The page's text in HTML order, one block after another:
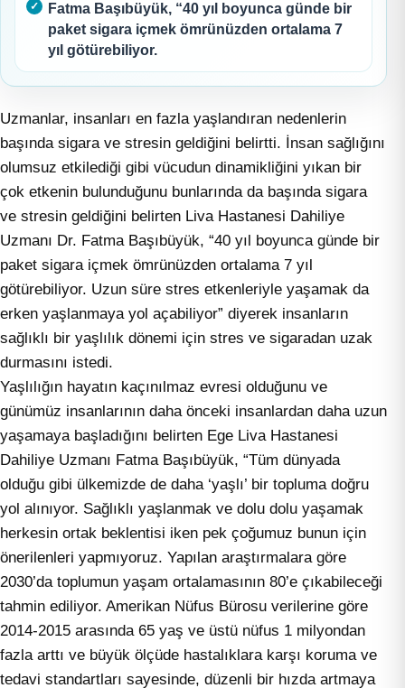
Fatma Başıbüyük, “40 yıl boyunca günde bir
paket sigara içmek ömrünüzden ortalama 7
yıl götürebiliyor.
Uzmanlar, insanları en fazla yaşlandıran nedenlerin
başında sigara ve stresin geldiğini belirtti. İnsan sağlığını
olumsuz etkilediği gibi vücudun dinamikliğini yıkan bir
çok etkenin bulunduğunu bunlarında da başında sigara
ve stresin geldiğini belirten Liva Hastanesi Dahiliye
Uzmanı Dr. Fatma Başıbüyük, “40 yıl boyunca günde bir
paket sigara içmek ömrünüzden ortalama 7 yıl
götürebiliyor. Uzun süre stres etkenleriyle yaşamak da
erken yaşlanmaya yol açabiliyor” diyerek insanların
sağlıklı bir yaşlılık dönemi için stres ve sigaradan uzak
durmasını istedi.
Yaşlılığın hayatın kaçınılmaz evresi olduğunu ve
günümüz insanlarının daha önceki insanlardan daha uzun
yaşamaya başladığını belirten Ege Liva Hastanesi
Dahiliye Uzmanı Fatma Başıbüyük, “Tüm dünyada
olduğu gibi ülkemizde de daha ‘yaşlı’ bir topluma doğru
yol alınıyor. Sağlıklı yaşlanmak ve dolu dolu yaşamak
herkesin ortak beklentisi iken pek çoğumuz bunun için
önerilenleri yapmıyoruz. Yapılan araştırmalara göre
2030’da toplumun yaşam ortalamasının 80’e çıkabileceği
tahmin ediliyor. Amerikan Nüfus Bürosu verilerine göre
2014-2015 arasında 65 yaş ve üstü nüfus 1 milyondan
fazla arttı ve büyük ölçüde hastalıklara karşı koruma ve
tedavi standartları sayesinde, düzenli bir hızda artmaya